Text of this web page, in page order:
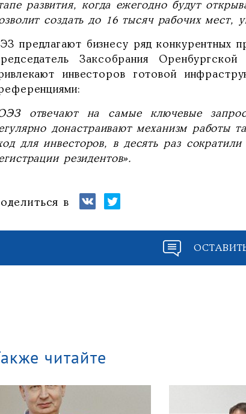
развития, когда ежегодно будут
создать до 16 тысяч рабочих мест,
предлагают бизнесу ряд конкурентных
Заксобрания
инвесторов готовой
отвечают на самые ключевые
донастраивают механизм работы
для инвесторов, в десять раз
резидентов».
в
читайте